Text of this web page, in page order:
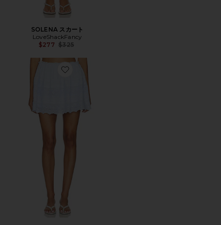
SOLENA スカート
LoveShackFancy
$277 Previous price:
$325
Favorite SANI スカート